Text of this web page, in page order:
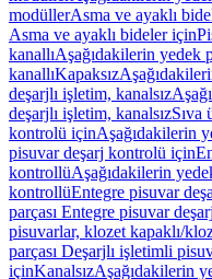
modüllerAsma ve ayaklı
Asma ve ayaklı bideler için
kanallıAşağıdakilerin yedek
kanallıKapaksız
deşarjlı işletim, kanalsız
deşarjlı işletim, kanalsızSıva
kontrolü içinAşağıdakilerin
pisuvar deşarj kontrolü için
kontrollüAşağıdakilerin
kontrollüEntegre pisuvar
parçası Entegre pisuvar
pisuvarlar, klozet kapaklı/
parçası Deşarjlı işletimli
içinKanalsızAşağıdakilerin